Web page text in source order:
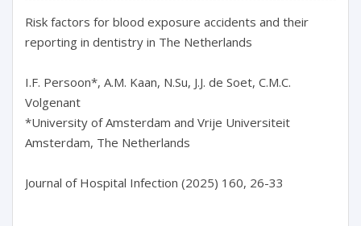
Risk factors for blood exposure accidents and their
reporting in dentistry in The Netherlands
I.F. Persoon*, A.M. Kaan, N.Su, J.J. de Soet, C.M.C.
Volgenant
*University of Amsterdam and Vrije Universiteit
Amsterdam, The Netherlands
Journal of Hospital Infection (2025) 160, 26-33